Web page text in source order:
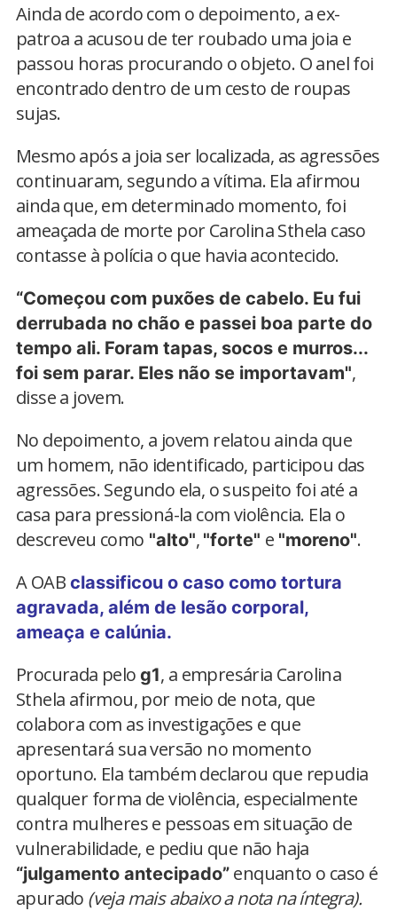
Ainda de acordo com o depoimento, a ex-
patroa a acusou de ter roubado uma joia e
passou horas procurando o objeto. O anel foi
encontrado dentro de um cesto de roupas
sujas.
Mesmo após a joia ser localizada, as agressões
continuaram, segundo a vítima. Ela afirmou
ainda que, em determinado momento, foi
ameaçada de morte por Carolina Sthela caso
contasse à polícia o que havia acontecido.
“Começou com puxões de cabelo. Eu fui
derrubada no chão e passei boa parte do
tempo ali. Foram tapas, socos e murros...
foi sem parar. Eles não se importavam",
disse a jovem.
No depoimento, a jovem relatou ainda que
um homem, não identificado, participou das
agressões. Segundo ela, o suspeito foi até a
casa para pressioná-la com violência. Ela o
descreveu como "alto", "forte" e "moreno".
A OAB classificou o caso como tortura
agravada, além de lesão corporal,
ameaça e calúnia.
Procurada pelo g1, a empresária Carolina
Sthela afirmou, por meio de nota, que
colabora com as investigações e que
apresentará sua versão no momento
oportuno. Ela também declarou que repudia
qualquer forma de violência, especialmente
contra mulheres e pessoas em situação de
vulnerabilidade, e pediu que não haja
“julgamento antecipado” enquanto o caso é
apurado (veja mais abaixo a nota na íntegra).